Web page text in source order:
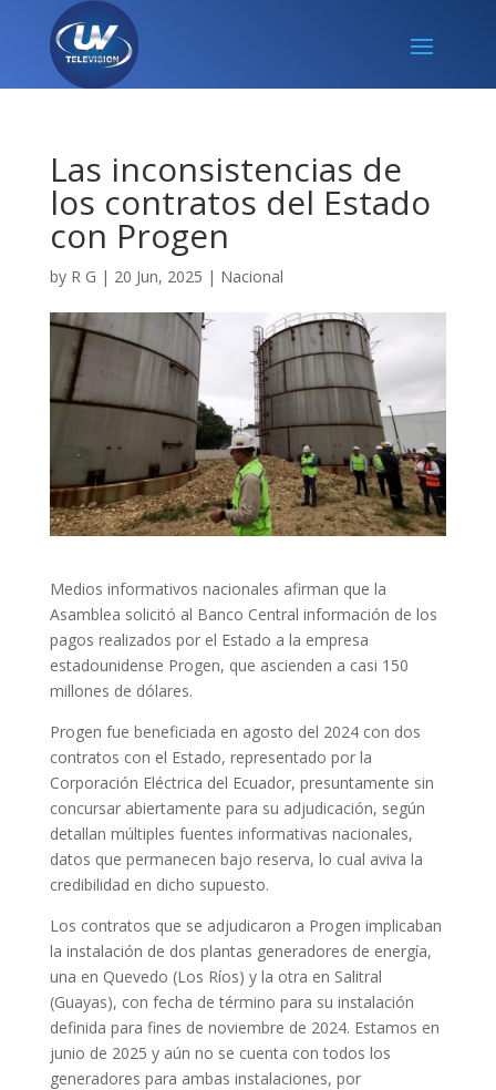
Las inconsistencias de
los contratos del Estado
con Progen
by R G | 20 Jun, 2025 | Nacional
Medios informativos nacionales afirman que la
Asamblea solicitó al Banco Central información de los
pagos realizados por el Estado a la empresa
estadounidense Progen, que ascienden a casi 150
millones de dólares.
Progen fue beneficiada en agosto del 2024 con dos
contratos con el Estado, representado por la
Corporación Eléctrica del Ecuador, presuntamente sin
concursar abiertamente para su adjudicación, según
detallan múltiples fuentes informativas nacionales,
datos que permanecen bajo reserva, lo cual aviva la
credibilidad en dicho supuesto.
Los contratos que se adjudicaron a Progen implicaban
la instalación de dos plantas generadores de energía,
una en Quevedo (Los Ríos) y la otra en Salitral
(Guayas), con fecha de término para su instalación
definida para fines de noviembre de 2024. Estamos en
junio de 2025 y aún no se cuenta con todos los
generadores para ambas instalaciones, por